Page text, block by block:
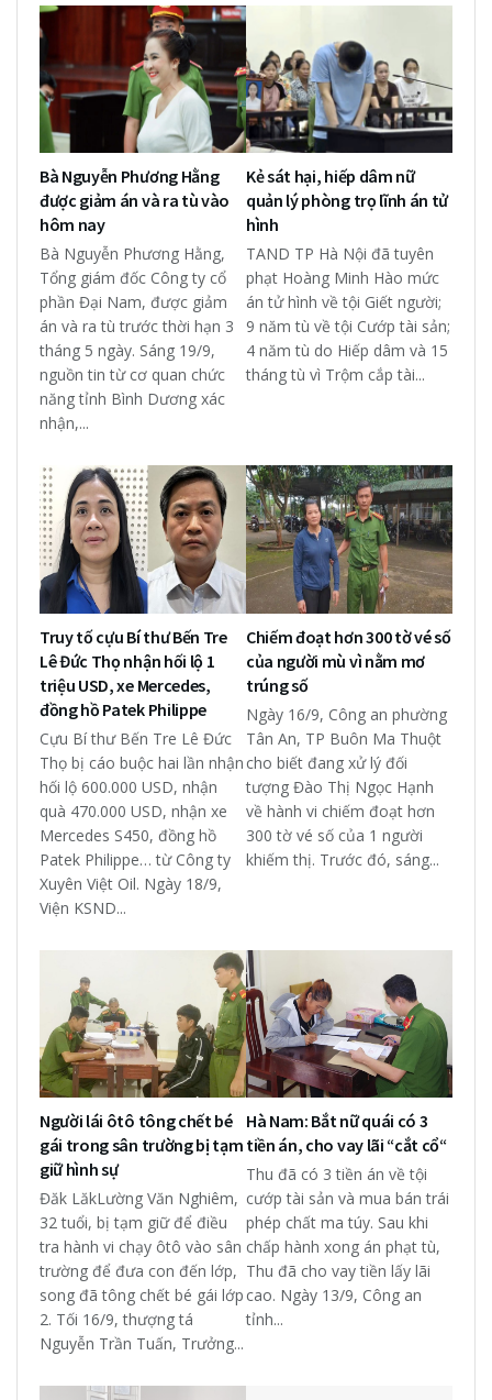
Bà Nguyễn Phương Hằng
được giảm án và ra tù vào
hôm nay
Bà Nguyễn Phương Hằng,
Tổng giám đốc Công ty cổ
phần Đại Nam, được giảm
án và ra tù trước thời hạn 3
tháng 5 ngày. Sáng 19/9,
nguồn tin từ cơ quan chức
năng tỉnh Bình Dương xác
nhận,...
Kẻ sát hại, hiếp dâm nữ
quản lý phòng trọ lĩnh án tử
hình
TAND TP Hà Nội đã tuyên
phạt Hoàng Minh Hào mức
án tử hình về tội Giết người;
9 năm tù về tội Cướp tài sản;
4 năm tù do Hiếp dâm và 15
tháng tù vì Trộm cắp tài...
Truy tố cựu Bí thư Bến Tre
Lê Đức Thọ nhận hối lộ 1
triệu USD, xe Mercedes,
đồng hồ Patek Philippe
Cựu Bí thư Bến Tre Lê Đức
Thọ bị cáo buộc hai lần nhận
hối lộ 600.000 USD, nhận
quà 470.000 USD, nhận xe
Mercedes S450, đồng hồ
Patek Philippe… từ Công ty
Xuyên Việt Oil. Ngày 18/9,
Viện KSND...
Chiếm đoạt hơn 300 tờ vé số
của người mù vì nằm mơ
trúng số
Ngày 16/9, Công an phường
Tân An, TP Buôn Ma Thuột
cho biết đang xử lý đối
tượng Đào Thị Ngọc Hạnh
về hành vi chiếm đoạt hơn
300 tờ vé số của 1 người
khiếm thị. Trước đó, sáng...
Người lái ôtô tông chết bé
gái trong sân trường bị tạm
giữ hình sự
Đăk LăkLường Văn Nghiêm,
32 tuổi, bị tạm giữ để điều
tra hành vi chạy ôtô vào sân
trường để đưa con đến lớp,
song đã tông chết bé gái lớp
2. Tối 16/9, thượng tá
Nguyễn Trần Tuấn, Trưởng...
Hà Nam: Bắt nữ quái có 3
tiền án, cho vay lãi “cắt cổ“
Thu đã có 3 tiền án về tội
cướp tài sản và mua bán trái
phép chất ma túy. Sau khi
chấp hành xong án phạt tù,
Thu đã cho vay tiền lấy lãi
cao. Ngày 13/9, Công an
tỉnh...